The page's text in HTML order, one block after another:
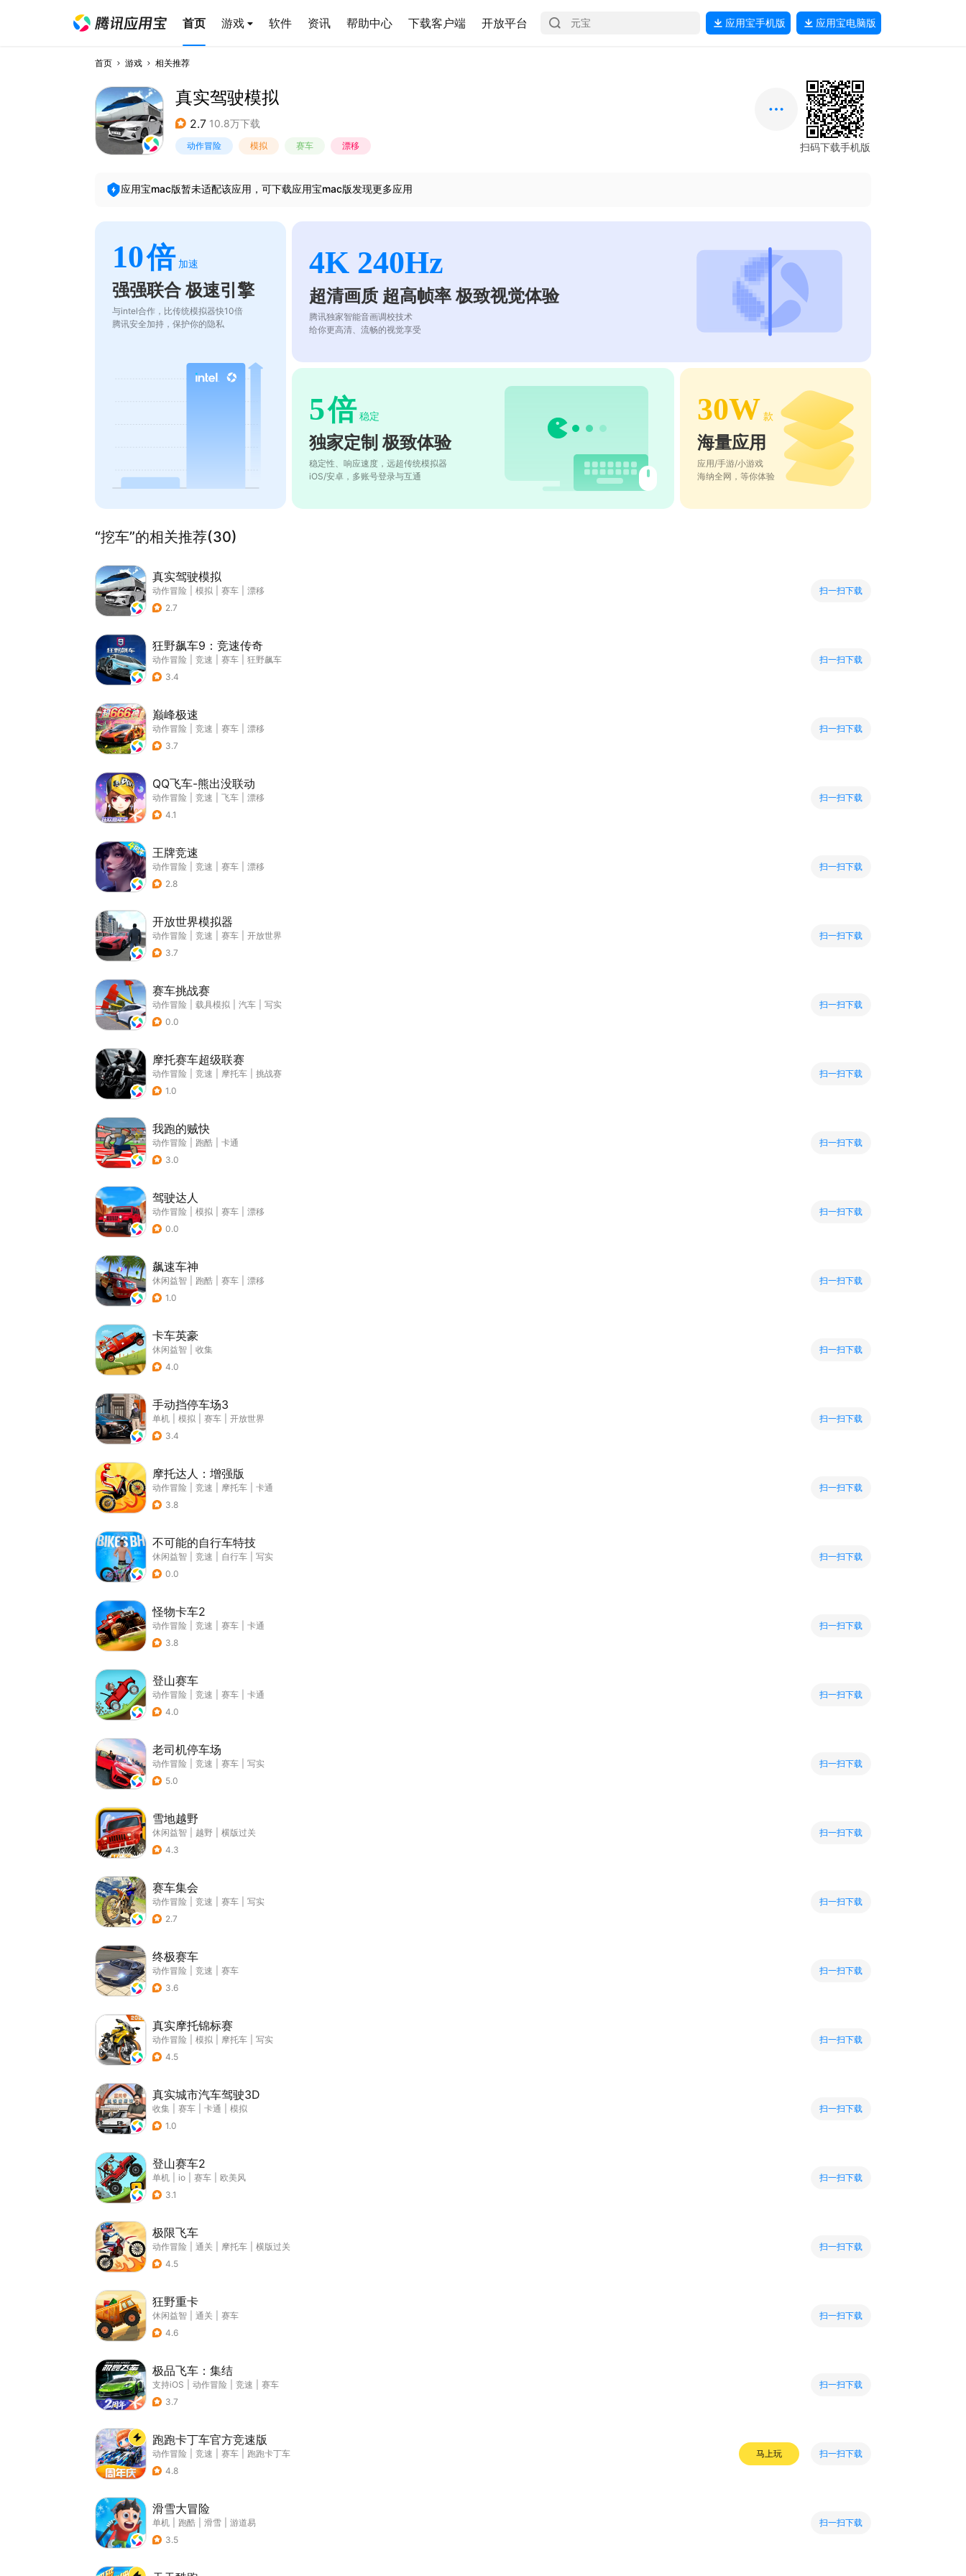
首页 游戏 软件 资讯 帮助中心 下载客户端 开放平台 应用宝手机版 应用宝电脑版
首页 游戏 相关推荐
真实驾驶模拟
2.7 10.8万下载
动作冒险 模拟 赛车 漂移 扫码下载手机版
应用宝mac版暂未适配该应用，可下载应用宝mac版发现更多应用
10倍 加速
强强联合 极速引擎
与intel合作，比传统模拟器快10倍
腾讯安全加持，保护你的隐私
4K 240Hz
超清画质 超高帧率 极致视觉体验
腾讯独家智能音画调校技术
给你更高清、流畅的视觉享受
5倍 稳定
独家定制 极致体验
稳定性、响应速度，远超传统模拟器
iOS/安卓，多账号登录与互通
30W 款
海量应用
应用/手游/小游戏
海纳全网，等你体验
“挖车”的相关推荐(30)
真实驾驶模拟
动作冒险 模拟 赛车
漂移
2.7
扫一扫下载
狂野飙车9：竞速传奇
动作冒险 竞速 赛车
狂野飙车
3.4
扫一扫下载
巅峰极速
动作冒险 竞速 赛车
漂移
3.7
扫一扫下载
QQ飞车-熊出没联动
动作冒险 竞速 飞车
漂移
4.1
扫一扫下载
王牌竞速
动作冒险 竞速 赛车
漂移
2.8
扫一扫下载
开放世界模拟器
动作冒险 竞速 赛车
开放世界
3.7
扫一扫下载
赛车挑战赛
动作冒险 载具模拟 汽车
写实
0.0
扫一扫下载
摩托赛车超级联赛
动作冒险 竞速 摩托车
挑战赛
1.0
扫一扫下载
我跑的贼快
动作冒险 跑酷
卡通
3.0
扫一扫下载
驾驶达人
动作冒险 模拟 赛车
漂移
0.0
扫一扫下载
飙速车神
休闲益智 跑酷 赛车
漂移
1.0
扫一扫下载
卡车英豪
休闲益智
收集
4.0
扫一扫下载
手动挡停车场3
单机 模拟 赛车
开放世界
3.4
扫一扫下载
摩托达人：增强版
动作冒险 竞速 摩托车
卡通
3.8
扫一扫下载
不可能的自行车特技
休闲益智 竞速 自行车
写实
0.0
扫一扫下载
怪物卡车2
动作冒险 竞速 赛车
卡通
3.8
扫一扫下载
登山赛车
动作冒险 竞速 赛车
卡通
4.0
扫一扫下载
老司机停车场
动作冒险 竞速 赛车
写实
5.0
扫一扫下载
雪地越野
休闲益智 越野
横版过关
4.3
扫一扫下载
赛车集会
动作冒险 竞速 赛车
写实
2.7
扫一扫下载
终极赛车
动作冒险 竞速
赛车
3.6
扫一扫下载
真实摩托锦标赛
动作冒险 模拟 摩托车
写实
4.5
扫一扫下载
真实城市汽车驾驶3D
收集 赛车 卡通
模拟
1.0
扫一扫下载
登山赛车2
单机 io 赛车
欧美风
3.1
扫一扫下载
极限飞车
动作冒险 通关 摩托车
横版过关
4.5
扫一扫下载
狂野重卡
休闲益智 通关
赛车
4.6
扫一扫下载
极品飞车：集结
支持iOS 动作冒险 竞速
赛车
3.7
扫一扫下载
跑跑卡丁车官方竞速版
动作冒险 竞速 赛车
跑跑卡丁车
4.8
马上玩 扫一扫下载
滑雪大冒险
单机 跑酷 滑雪
游道易
3.5
扫一扫下载